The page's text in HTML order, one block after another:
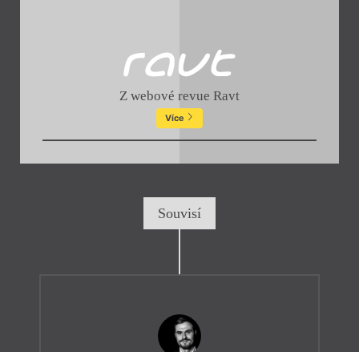
Z webové revue Ravt
Více
Souvisí